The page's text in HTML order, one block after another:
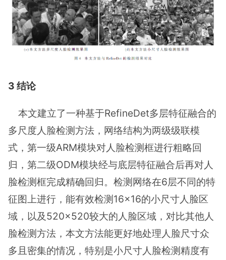
3 结论
本文建立了一种基于RefineDet多层特征融合的
多尺度人脸检测方法，网络结构为两级级联模
式，第一级ARM模块对人脸检测框进行粗略回
归，第二级ODM模块经与底层特征融合后再对人
脸检测框完成精确回归。检测网络在6层不同的特
征图上进行，能有效检测16×16的小尺寸人脸区
域，以及520×520较大的人脸区域，对比其他人
脸检测方法，本文方法能更好地处理人脸尺寸众
多且密集的情况，特别是小尺寸人脸检测精度有